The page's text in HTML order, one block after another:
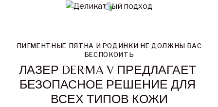
ПИГМЕНТНЫЕ ПЯТНА И РОДИНКИ НЕ ДОЛЖНЫ ВАС
БЕСПОКОИТЬ
ЛАЗЕР DERMA V ПРЕДЛАГАЕТ
БЕЗОПАСНОЕ РЕШЕНИЕ ДЛЯ
ВСЕХ ТИПОВ КОЖИ